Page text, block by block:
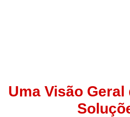
Uma Visão